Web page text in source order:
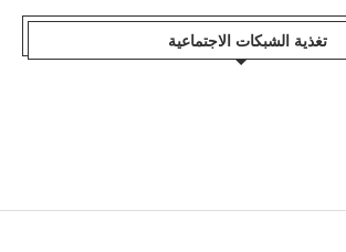
تغذية الشبكات الاجتماعية